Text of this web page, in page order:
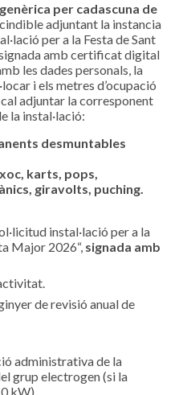
per cadascuna de
adjuntant la instancia
per a la Festa de Sant
amb certificat digital
les dades personals, la
i els metres d’ocupació
adjuntar la corresponent
la instal·lació:
desmuntables
karts, pops,
giravolts, puching.
instal·lació per a la
Major 2026“, signada amb
de revisió anual de
administrativa de la
grup electrogen (si la
kW).